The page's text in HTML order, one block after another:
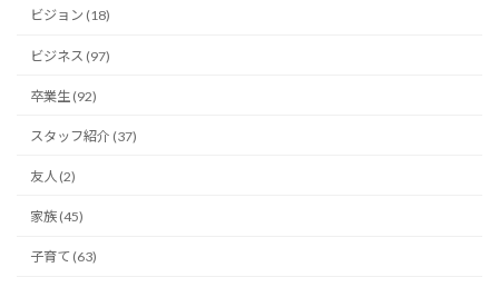
ビジョン (18)
ビジネス (97)
卒業生 (92)
スタッフ紹介 (37)
友人 (2)
家族 (45)
子育て (63)